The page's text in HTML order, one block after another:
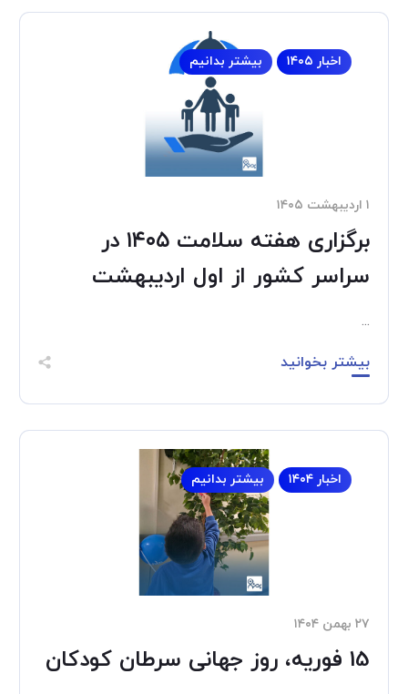
اخبار ۱۴۰۵ بیشتر بدانیم
۱ اردیبهشت ۱۴۰۵
برگزاری هفته سلامت ۱۴۰۵ در
سراسر کشور از اول اردیبهشت
...
بیشتر بخوانید
اخبار ۱۴۰۴ بیشتر بدانیم
۲۷ بهمن ۱۴۰۴
15 فوریه، روز جهانی سرطان کودکان